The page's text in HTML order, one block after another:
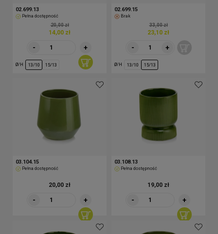
02.699.13
Pełna dostępność
14,00 zł
20,00 zł
- +
Ø/H 13/10 15/13
02.699.15
Brak
23,10 zł
33,00 zł
- +
Ø/H 13/10 15/13
03.104.15
Pełna dostępność
20,00 zł
- +
03.108.13
Pełna dostępność
19,00 zł
- +